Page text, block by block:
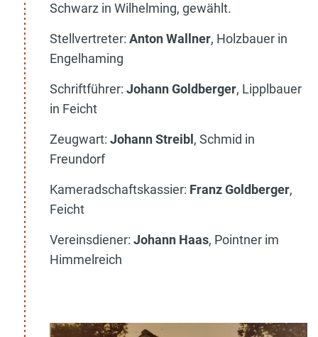
Schwarz in Wilhelming, gewählt.
Stellvertreter: Anton Wallner, Holzbauer in
Engelhaming
Schriftführer: Johann Goldberger, Lipplbauer
in Feicht
Zeugwart: Johann Streibl , Schmid in
Freundorf
Kameradschaftskassier: Franz Goldberger,
Feicht
Vereinsdiener: Johann Haas, Pointner im
Himmelreich